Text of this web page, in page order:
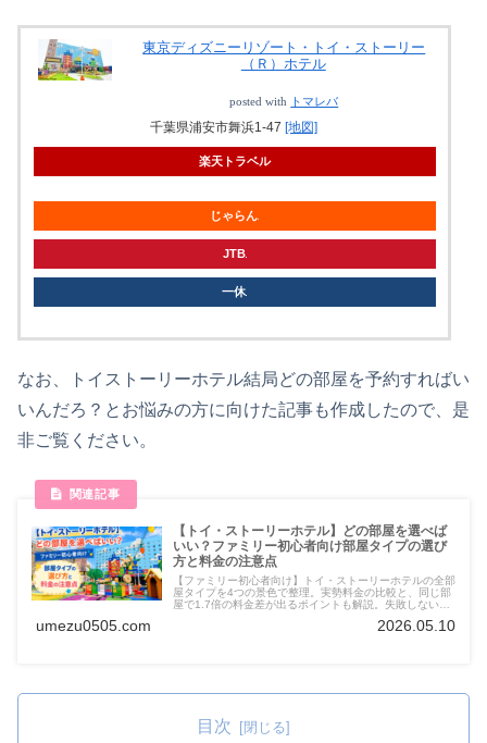
東京ディズニーリゾート・トイ・ストーリー
（Ｒ）ホテル
posted with トマレバ
千葉県浦安市舞浜1-47 [地図]
楽天トラベル
じゃらん
JTB
一休
なお、トイストーリーホテル結局どの部屋を予約すればい
いんだろ？とお悩みの方に向けた記事も作成したので、是
非ご覧ください。
【トイ・ストーリーホテル】どの部屋を選べば
いい？ファミリー初心者向け部屋タイプの選び
方と料金の注意点
【ファミリー初心者向け】トイ・ストーリーホテルの全部
屋タイプを4つの景色で整理。実勢料金の比較と、同じ部
屋で1.7倍の料金差が出るポイントも解説。失敗しない部
umezu0505.com 2026.05.10
目次